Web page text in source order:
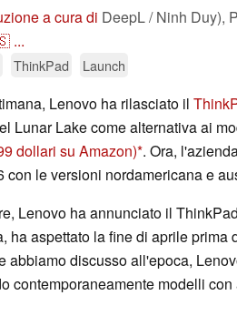
a cura di DeepL / Ninh Duy),
...
ThinkPad Launch
Lenovo ha rilasciato il
Lunar Lake come alternativa ai
dollari su Amazon) . Ora,
con le versioni nordamericana e
Lenovo ha annunciato il
ha aspettato la fine di aprile
abbiamo discusso all'epoca,
contemporaneamente modelli